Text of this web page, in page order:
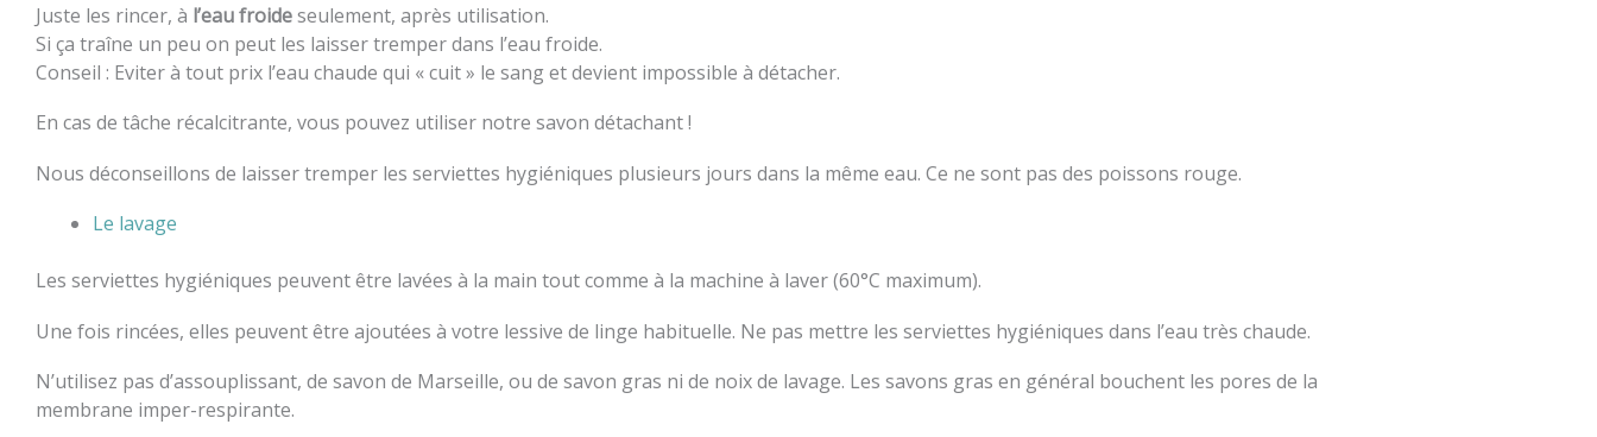
Juste les rincer, à l’eau froideseulement, après utilisation.
Si ça traîne un peu on peut les laisser tremper dans l’eau froide.
Conseil : Eviter à tout prix l’eau chaude qui « cuit » le sang et devient impossible à détacher.
En cas de tâche récalcitrante, vous pouvez utiliser notre savon détachant !
Nous déconseillons de laisser tremper les serviettes hygiéniques plusieurs jours dans la même eau. Ce ne sont pas des poissons rouge.
Le lavage
Les serviettes hygiéniques peuvent être lavées à la main tout comme à la machine à laver (60°C maximum).
Une fois rincées, elles peuvent être ajoutées à votre lessive de linge habituelle. Ne pas mettre les serviettes hygiéniques dans l’eau très chaude.
N’utilisez pas d’assouplissant, de savon de Marseille, ou de savon gras ni de noix de lavage. Les savons gras en général bouchent les pores de la
membrane imper-respirante.